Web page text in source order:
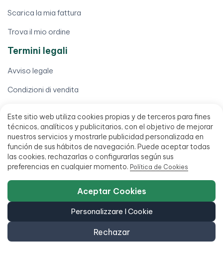
Este sitio web utiliza cookies propias y de terceros para fines
técnicos, analíticos y publicitarios, con el objetivo de mejorar
nuestros servicios y mostrarle publicidad personalizada en
función de sus hábitos de navegación. Puede aceptar todas
las cookies, rechazarlas o configurarlas según sus
preferencias en cualquier momento. Política de Cookies
Rechazar
Personalizzare I Cookie
Aceptar Cookies
Scarica la mia fattura
Trova il mio ordine
Termini legali
Avviso legale
Condizioni di vendita
Politica di accessibilità
951 20 47 46
C/ San Millán 27, 29013 Málaga, Spagna
L - V 9:00 - 14:00 / 15:00 - 18:00